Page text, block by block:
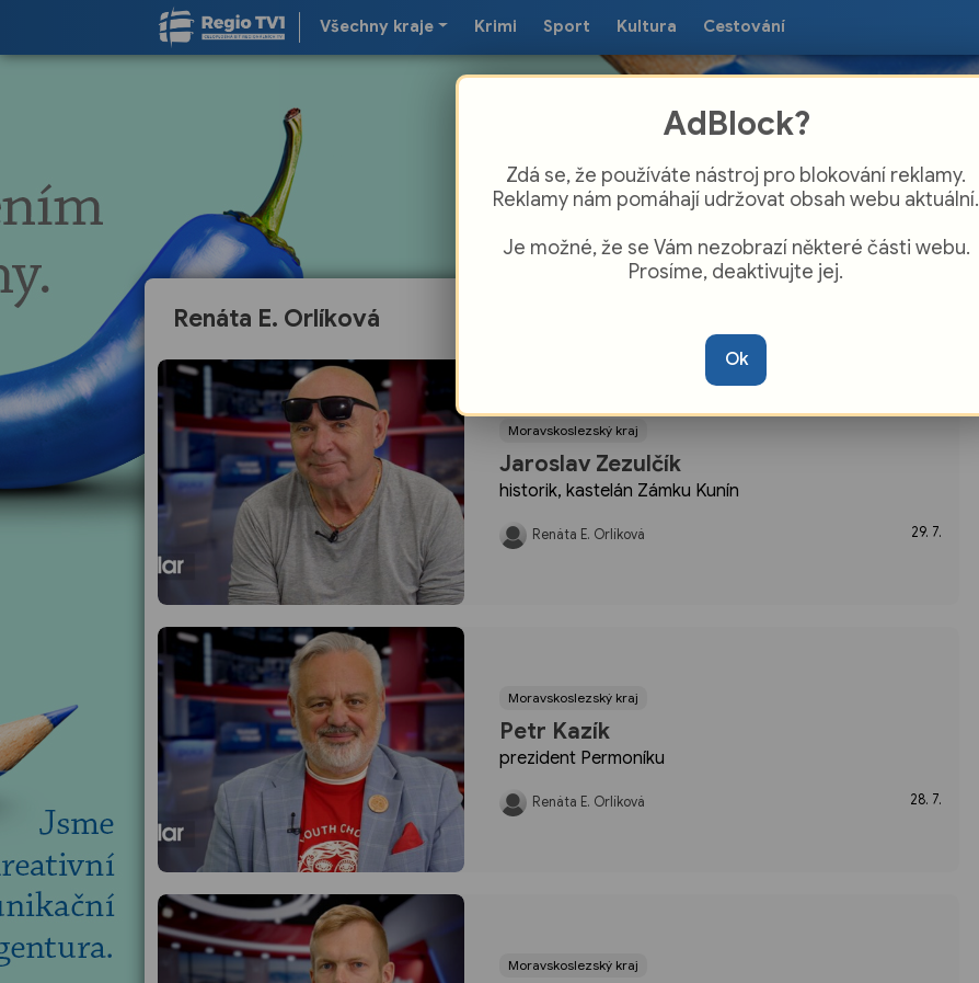
Všechny kraje Krimi Sport Kultura Cestování
Renáta E. Orlíková
Moravskoslezský kraj
Jaroslav Zezulčík
historik, kastelán Zámku Kunín
Renáta E. Orlíková 29. 7.
Moravskoslezský kraj
Petr Kazík
prezident Permoníku
Renáta E. Orlíková 28. 7.
Moravskoslezský kraj
AdBlock?
Zdá se, že používáte nástroj pro blokování reklamy.
Reklamy nám pomáhají udržovat obsah webu aktuální.
Je možné, že se Vám nezobrazí některé části webu.
Prosíme, deaktivujte jej.
Ok